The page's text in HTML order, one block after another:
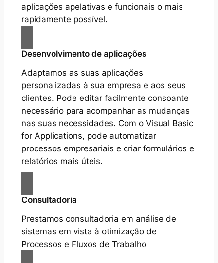
aplicações apelativas e funcionais o mais
rapidamente possível.
Desenvolvimento de aplicações
Adaptamos as suas aplicações
personalizadas à sua empresa e aos seus
clientes. Pode editar facilmente consoante
necessário para acompanhar as mudanças
nas suas necessidades. Com o Visual Basic
for Applications, pode automatizar
processos empresariais e criar formulários e
relatórios mais úteis.
Consultadoria
Prestamos consultadoria em análise de
sistemas em vista à otimização de
Processos e Fluxos de Trabalho